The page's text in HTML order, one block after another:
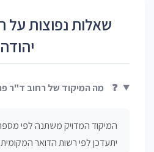
שאלות נפוצות על
יהודה
❓ מה המיקוד של רחוב ד"ר
המיקוד המדויק משתנה לפי
יתעדכן לפי רשות הדואר המקומית.